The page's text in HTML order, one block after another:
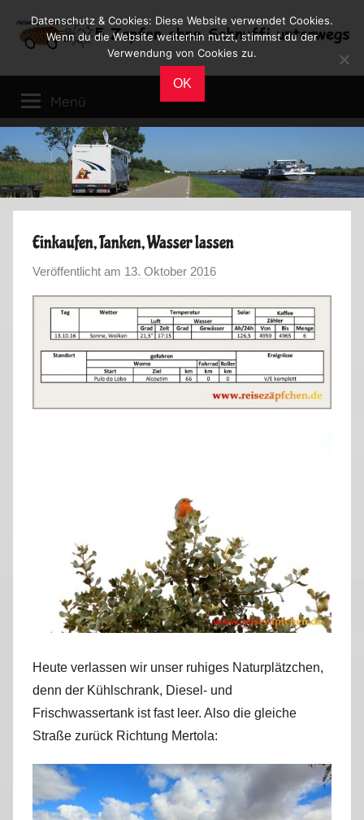
Inhalt
Reiseblog
Leben
im
Wohnmobil
Menü
Einkaufen, Tanken, Wasser lassen
Veröffentlicht am 13. Oktober 2016
o
n
M
a
r
k
Heute verlassen wir unser ruhiges Naturplätzchen,
denn der Kühlschrank, Diesel- und
Frischwassertank ist fast leer. Also die gleiche
Straße zurück Richtung Mertola:
Datenschutz & Cookies: Diese Website verwendet Cookies.
Wenn du die Website weiterhin nutzt, stimmst du der
Verwendung von Cookies zu.
OK